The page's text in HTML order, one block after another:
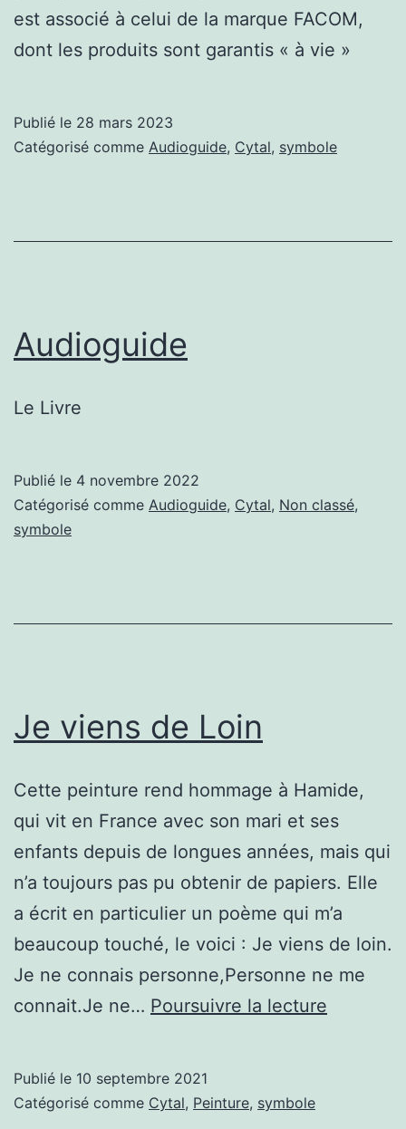
est associé à celui de la marque FACOM,
dont les produits sont garantis « à vie »
Publié le 28 mars 2023
Catégorisé comme Audioguide, Cytal, symbole
Audioguide
Le Livre
Publié le 4 novembre 2022
Catégorisé comme Audioguide, Cytal, Non classé,
symbole
Je viens de Loin
Cette peinture rend hommage à Hamide,
qui vit en France avec son mari et ses
enfants depuis de longues années, mais qui
n’a toujours pas pu obtenir de papiers. Elle
a écrit en particulier un poème qui m’a
beaucoup touché, le voici : Je viens de loin.
Je ne connais personne,Personne ne me
connait.Je ne… Poursuivre la lecture
Publié le 10 septembre 2021
Catégorisé comme Cytal, Peinture, symbole